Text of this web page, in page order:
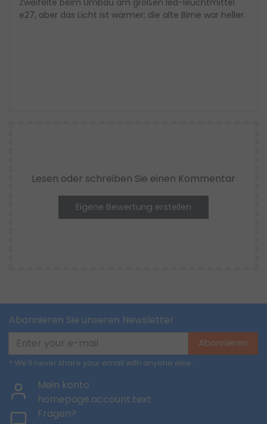
e27, aber das Licht ist wärmer; die alte Birne war heller.
Lesen oder schreiben Sie einen Kommentar
Eigene Bewertung erstellen
Abonnieren Sie unseren Newsletter
Abonnieren
* We'll never share your email with anyone else.
Mein konto
homepage.account.text
Fragen?